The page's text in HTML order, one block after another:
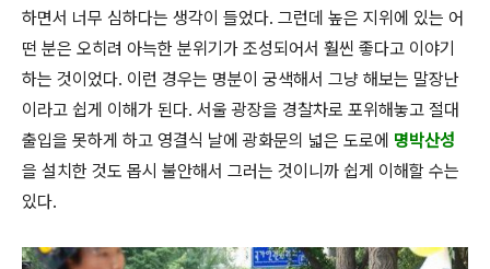
하면서 너무 심하다는 생각이 들었다. 그런데 높은 지위에 있는 어
떤 분은 오히려 아늑한 분위기가 조성되어서 훨씬 좋다고 이야기
하는 것이었다. 이런 경우는 명분이 궁색해서 그냥 해보는 말장난
이라고 쉽게 이해가 된다. 서울 광장을 경찰차로 포위해놓고 절대
출입을 못하게 하고 영결식 날에 광화문의 넓은 도로에 명박산성
을 설치한 것도 몹시 불안해서 그러는 것이니까 쉽게 이해할 수는
있다.